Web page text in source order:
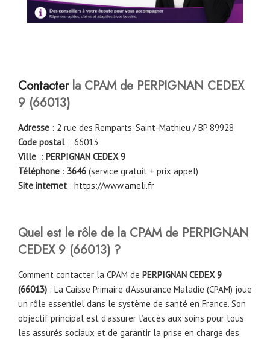
Contacterla CPAM de PERPIGNAN CEDEX
9 (66013)
Adresse : 2 rue des Remparts-Saint-Mathieu / BP 89928
Code postal: 66013
Ville : PERPIGNAN CEDEX 9
Téléphone : 3646 (service gratuit + prix appel)
Site internet : https://www.ameli.fr
Quel est le rôle de la CPAM de PERPIGNAN
CEDEX 9 (66013) ?
Comment contacter la CPAM de PERPIGNAN CEDEX 9
(66013) : La Caisse Primaire d’Assurance Maladie (CPAM) joue
un rôle essentiel dans le système de santé en France. Son
objectif principal est d’assurer l’accès aux soins pour tous
les assurés sociaux et de garantir la prise en charge des